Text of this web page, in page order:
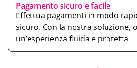
Pagamento sicuro e facile
Effettua pagamenti in modo
sicuro. Con la nostra soluzione,
un’esperienza fluida e protetta